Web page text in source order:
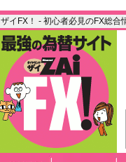
ザイFX！ - 初心者必見のFX総合